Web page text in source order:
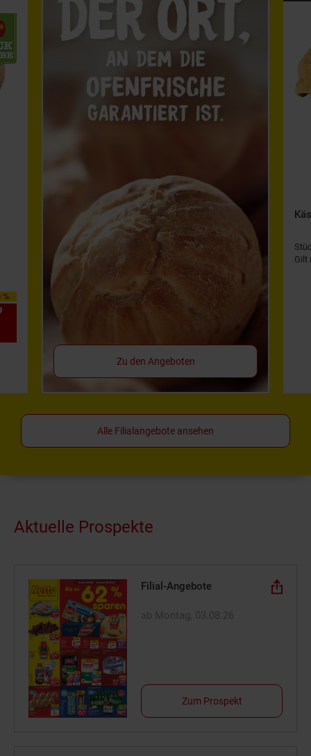
%
Zu den Angeboten
Gilt
Alle Filialangebote ansehen
Aktuelle Prospekte
Filial-Angebote
Zum Prospekt